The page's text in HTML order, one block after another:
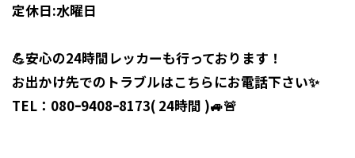
定休日:水曜日
💪安心の24時間レッカーも行っております！
お出かけ先でのトラブルはこちらにお電話下さい✨
TEL： 080ｰ9408ｰ8173( 24時間 )🚙🚨